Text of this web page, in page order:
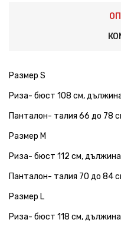
Размер S
Риза- бюст 108 см,
Панталон- талия 66 до 78
Размер М
Риза- бюст 112 см,
Панталон- талия 70 до 84
Размер L
Риза- бюст 118 см,